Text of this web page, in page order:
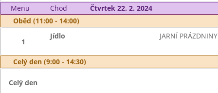
Menu Chod
Čtvrtek 22. 2. 2024
Oběd (11:00 - 14:00)
1
Jídlo JARNÍ PRÁZDNINY
Celý den (9:00 - 14:30)
Celý den